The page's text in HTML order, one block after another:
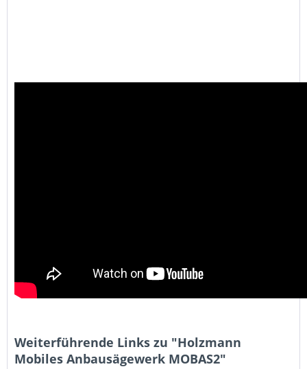
Weiterführende Links zu "Holzmann
Mobiles Anbausägewerk MOBAS2"